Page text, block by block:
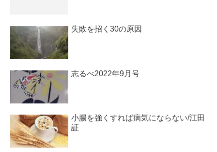
失敗を招く30の原因
志るべ2022年9月号
小腸を強くすれば病気にならない/江田
証